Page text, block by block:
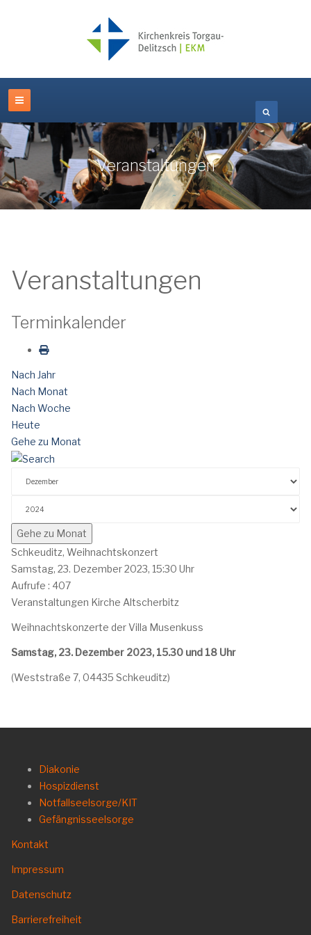
Veranstaltungen
Veranstaltungen
Terminkalender
Nach Jahr
Nach Monat
Nach Woche
Heute
Gehe zu Monat
Gehe zu Monat
Schkeuditz, Weihnachtskonzert
Samstag, 23. Dezember 2023, 15:30 Uhr
Aufrufe : 407
Veranstaltungen Kirche Altscherbitz
Weihnachtskonzerte der Villa Musenkuss
Samstag, 23. Dezember 2023, 15.30 und 18 Uhr
(Weststraße 7, 04435 Schkeuditz)
Diakonie
Hospizdienst
Notfallseelsorge/KIT
Gefängnisseelsorge
Kontakt
Impressum
Datenschutz
Barrierefreiheit